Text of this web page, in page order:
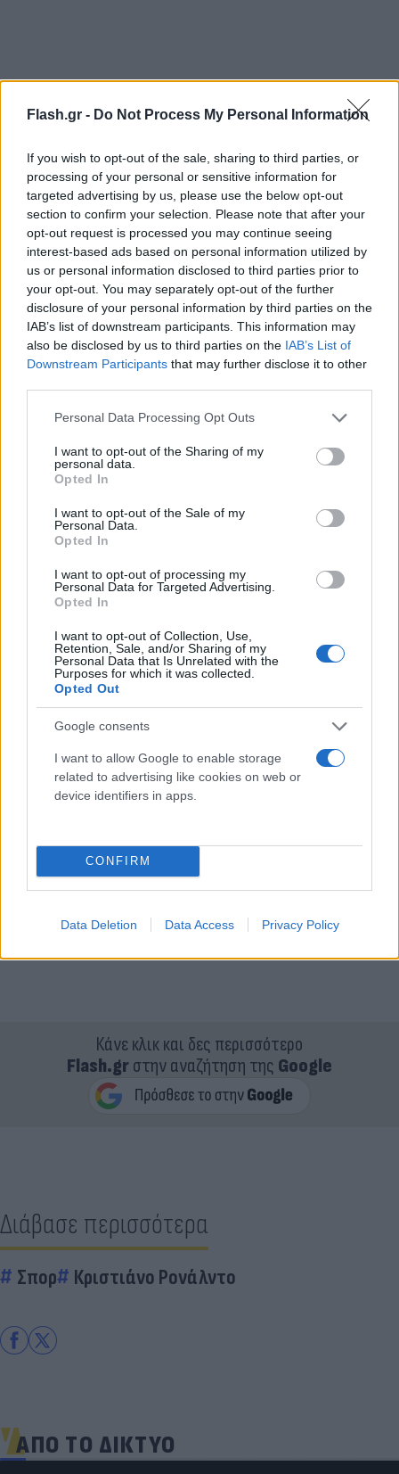
Flash.gr - Do Not Process My Personal Information
If you wish to opt-out of the sale, sharing to third parties, or
processing of your personal or sensitive information for
targeted advertising by us, please use the below opt-out
section to confirm your selection. Please note that after your
opt-out request is processed you may continue seeing
interest-based ads based on personal information utilized by
us or personal information disclosed to third parties prior to
your opt-out. You may separately opt-out of the further
disclosure of your personal information by third parties on the
IAB’s list of downstream participants. This information may
also be disclosed by us to third parties on the IAB’s List of
Downstream Participants that may further disclose it to other
Please note that this website/app uses one or more Google
not limited to your visit or usage behaviour. You may click to
grant or deny consent to Google and its third-party tags to
use your data for below specified purposes in below Google
consent section.
Personal Data Processing Opt Outs
I want to opt-out of the Sharing of my
personal data.
Opted In
I want to opt-out of the Sale of my
Personal Data.
Opted In
I want to opt-out of processing my
Personal Data for Targeted Advertising.
Opted In
I want to opt-out of Collection, Use,
Retention, Sale, and/or Sharing of my
Personal Data that Is Unrelated with the
Purposes for which it was collected.
Opted Out
Google consents
I want to allow Google to enable storage
related to advertising like cookies on web or
device identifiers in apps.
CONFIRM
Data Deletion Data Access Privacy Policy
Έτσι, ο Ρονάλντο διέψευσε επίσημα τις φήμες περί
άμεσης επιστροφής του στην ομάδα της πατρίδας
του, ενώ σύμφωνα με τον έγκριτο δημοσιογράφο,
Φαμπρίτσιο Ρομάνο, δεν έχει σκοπό να επιστρέψει
στην Σπόρτινγκ αυτό το καλοκαίρι.
Κάνε κλικ και δες περισσότερο
Flash.grστην αναζήτηση της Google
Διάβασε περισσότερα
Σπορ Κριστιάνο Ρονάλντο
ΑΠΟ ΤΟ ΔΙΚΤΥΟ